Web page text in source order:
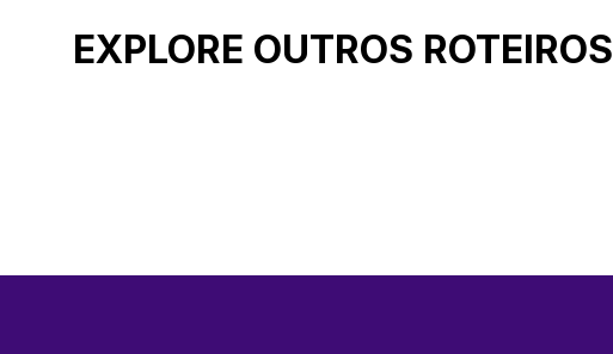
EXPLORE OUTROS ROTEIROS